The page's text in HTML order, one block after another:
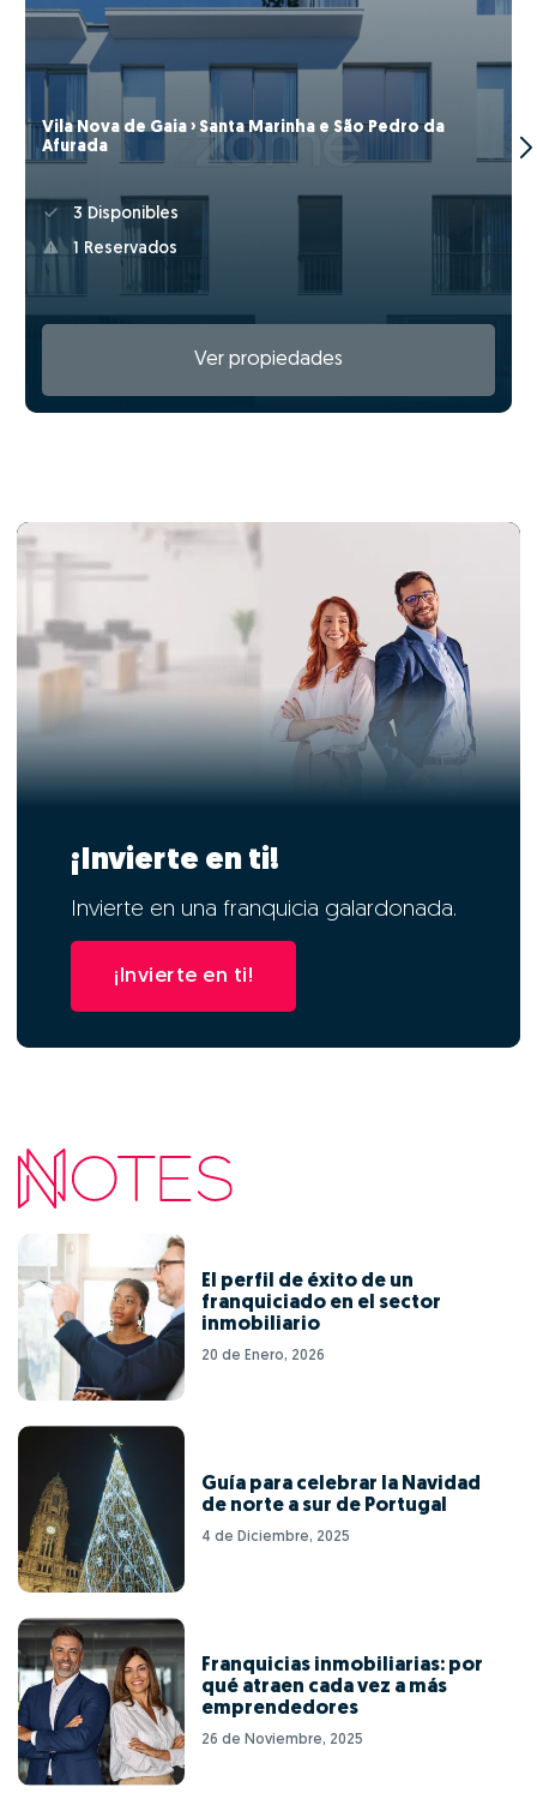
Vila Nova de Gaia › Santa Marinha e São Pedro da
Afurada
3 Disponibles
1 Reservados
Ver propiedades
¡Invierte en ti!
Invierte en una franquicia galardonada.
¡Invierte en ti!
El perfil de éxito de un
franquiciado en el sector
inmobiliario
20 de Enero, 2026
Guía para celebrar la Navidad
de norte a sur de Portugal
4 de Diciembre, 2025
Franquicias inmobiliarias: por
qué atraen cada vez a más
emprendedores
26 de Noviembre, 2025